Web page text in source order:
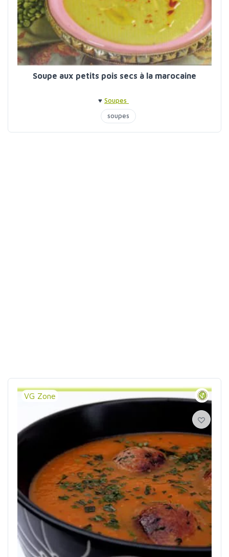
Soupe aux petits pois secs à la marocaine
♥ Soupes
soupes
VG Zone